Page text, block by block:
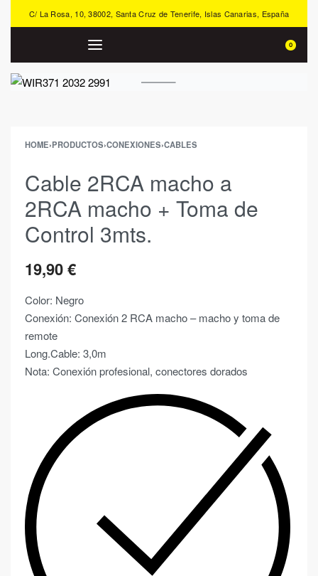
C/ La Rosa, 10, 38002, Santa Cruz de Tenerife, Islas Canarias, España
0
HOME›PRODUCTOS›CONEXIONES›CABLES
Cable 2RCA macho a
2RCA macho + Toma de
Control 3mts.
19,90€
Color: Negro
Conexión: Conexión 2 RCA macho – macho y toma de
remote
Long.Cable: 3,0m
Nota: Conexión profesional, conectores dorados